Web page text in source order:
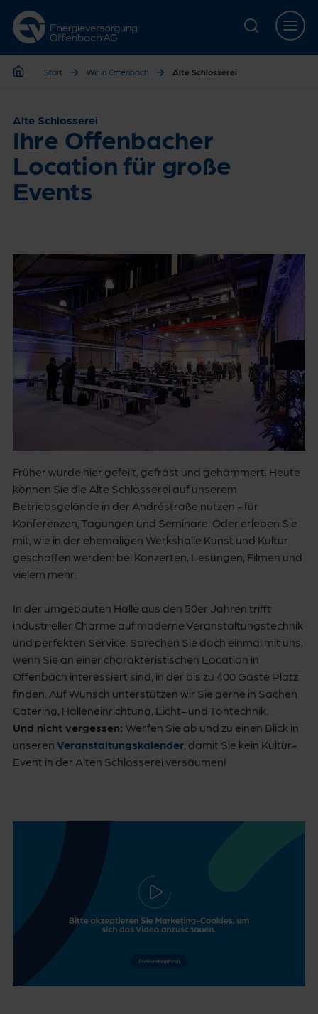
Zur Hauptnavigation springen
Zur Servicelasche springen
Zum Hauptinhalt springen
Zur Footernavigation springen
Start Wir in Offenbach Alte Schlosserei
Alte Schlosserei
Ihre Offenbacher
Location für große
Events
Früher wurde hier gefeilt, gefräst und gehämmert. Heute
können Sie die Alte Schlosserei auf unserem
Betriebsgelände in der Andréstraße nutzen - für
Konferenzen, Tagungen und Seminare. Oder erleben Sie
mit, wie in der ehemaligen Werkshalle Kunst und Kultur
geschaffen werden: bei Konzerten, Lesungen, Filmen und
vielem mehr.
In der umgebauten Halle aus den 50er Jahren trifft
industrieller Charme auf moderne Veranstaltungstechnik
und perfekten Service. Sprechen Sie doch einmal mit uns,
wenn Sie an einer charakteristischen Location in
Offenbach interessiert sind, in der bis zu 400 Gäste Platz
finden. Auf Wunsch unterstützen wir Sie gerne in Sachen
Catering, Halleneinrichtung, Licht- und Tontechnik.
Und nicht vergessen: Werfen Sie ab und zu einen Blick in
unseren Veranstaltungskalender, damit Sie kein Kultur-
Event in der Alten Schlosserei versäumen!